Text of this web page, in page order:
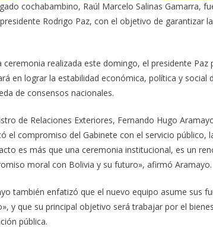
cochabambino, Raúl Marcelo Salinas Gamarra,
Rodrigo Paz, con el objetivo de garantizar
ceremonia realizada este domingo, el presidente
en lograr la estabilidad económica, política y
de consensos nacionales.
de Relaciones Exteriores, Fernando Hugo
el compromiso del Gabinete con el servicio
es más que una ceremonia institucional, es un
moral con Bolivia y su futuro», afirmó Aramayo.
también enfatizó que el nuevo equipo asume sus
y que su principal objetivo será trabajar por el
pública.